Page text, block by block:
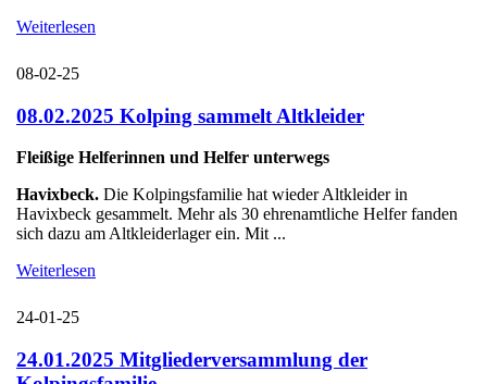
Weiterlesen
08-02-25
08.02.2025 Kolping sammelt Altkleider
Fleißige Helferinnen und Helfer unterwegs
Havixbeck. Die Kolpingsfamilie hat wieder Altkleider in
Havixbeck gesammelt. Mehr als 30 ehrenamtliche Helfer fanden
sich dazu am Altkleiderlager ein. Mit ...
Weiterlesen
24-01-25
24.01.2025 Mitgliederversammlung der